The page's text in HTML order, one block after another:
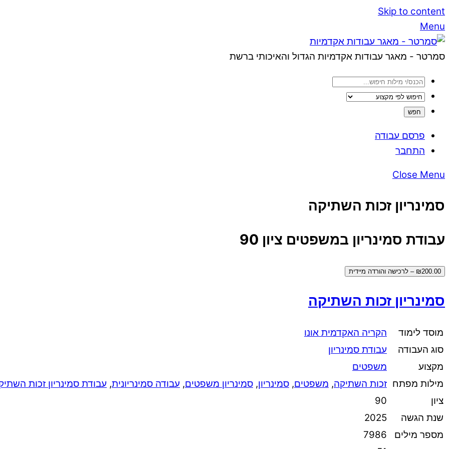
Skip to content
Menu
סמרטר - מאגר עבודות אקדמיות הגדול והאיכותי ברשת
פרסם עבודה
התחבר
Close Menu
סמינריון זכות השתיקה
עבודת סמינריון במשפטים ציון 90
₪200.00 – לרכישה והורדה מיידית
סמינריון זכות השתיקה
מוסד לימוד
הקריה האקדמית אונו
סוג העבודה
עבודת סמינריון
מקצוע
משפטים
מילות מפתח זכות השתיקה, משפטים, סמינריון, סמינריון משפטים, עבודה סמינריונית, עבודת סמינריון זכות
ציון
90
שנת הגשה
2025
מספר מילים
7986